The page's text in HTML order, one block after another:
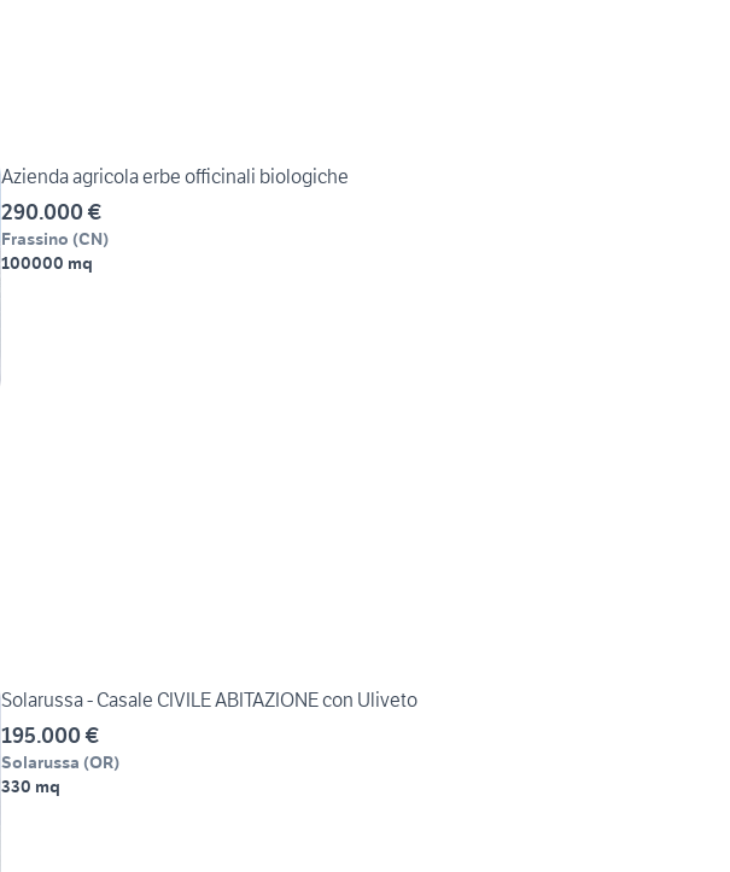
Azienda agricola erbe officinali biologiche
290.000 €
Frassino (CN)
100000 mq
Solarussa - Casale CIVILE ABITAZIONE con Uliveto
195.000 €
Solarussa (OR)
330 mq